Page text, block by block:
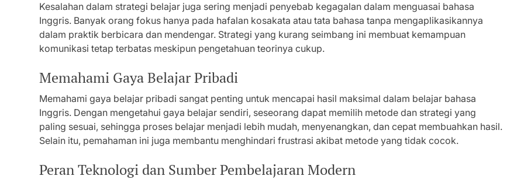
Kesalahan dalam strategi belajar juga sering menjadi penyebab kegagalan dalam menguasai bahasa
Inggris. Banyak orang fokus hanya pada hafalan kosakata atau tata bahasa tanpa mengaplikasikannya
dalam praktik berbicara dan mendengar. Strategi yang kurang seimbang ini membuat kemampuan
komunikasi tetap terbatas meskipun pengetahuan teorinya cukup.
Memahami Gaya Belajar Pribadi
Memahami gaya belajar pribadi sangat penting untuk mencapai hasil maksimal dalam belajar bahasa
Inggris. Dengan mengetahui gaya belajar sendiri, seseorang dapat memilih metode dan strategi yang
paling sesuai, sehingga proses belajar menjadi lebih mudah, menyenangkan, dan cepat membuahkan hasil.
Selain itu, pemahaman ini juga membantu menghindari frustrasi akibat metode yang tidak cocok.
Peran Teknologi dan Sumber Pembelajaran Modern